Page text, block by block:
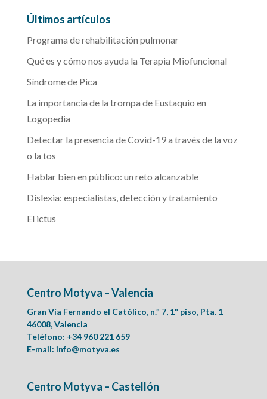
Últimos artículos
Programa de rehabilitación pulmonar
Qué es y cómo nos ayuda la Terapia Miofuncional
Síndrome de Pica
La importancia de la trompa de Eustaquio en
Logopedia
Detectar la presencia de Covid-19 a través de la voz
o la tos
Hablar bien en público: un reto alcanzable
Dislexia: especialistas, detección y tratamiento
El ictus
Centro Motyva – Valencia
Gran Vía Fernando el Católico, n.º 7, 1º piso, Pta. 1
46008, Valencia
Teléfono: +34 960 221 659
E-mail: info@motyva.es
Centro Motyva – Castellón